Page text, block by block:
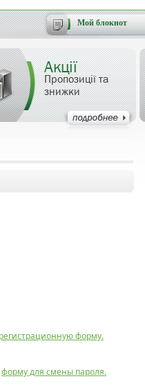
Мой блокнот
Акції
Пропозиції та
знижки
регистрационную форму.
форму для смены пароля.